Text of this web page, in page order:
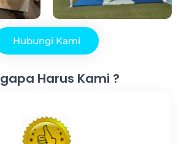
Hubungi Kami
Harus Kami ?